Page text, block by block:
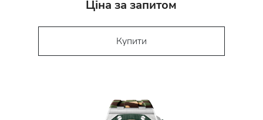
Ціна за запитом
Купити